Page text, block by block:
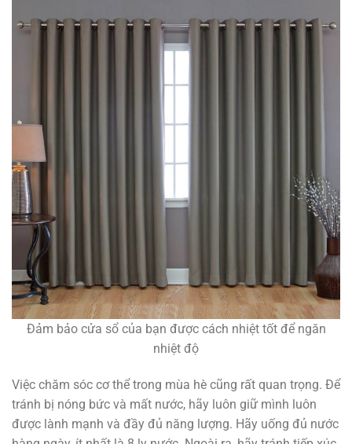
Đảm bảo cửa sổ của bạn được cách nhiệt tốt để ngăn
nhiệt độ
Việc chăm sóc cơ thể trong mùa hè cũng rất quan trọng. Để
tránh bị nóng bức và mất nước, hãy luôn giữ mình luôn
được lành mạnh và đầy đủ năng lượng. Hãy uống đủ nước